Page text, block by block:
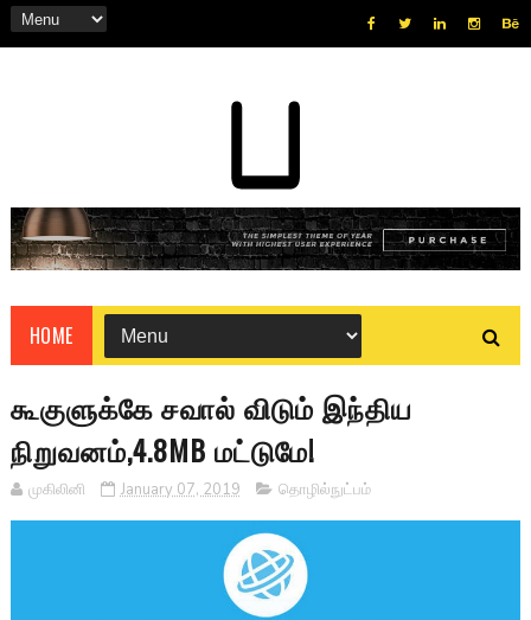
HOME
கூகுளுக்கே சவால் விடும் இந்திய
நிறுவனம்,4.8MB மட்டுமே!
முகிலினி January 07, 2019 தொழில்நுட்பம்